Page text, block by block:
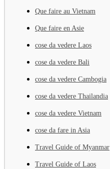
Que faire au Vietnam
Que faire en Asie
cose da vedere Laos
cose da vedere Bali
cose da vedere Cambogia
cose da vedere Thailandia
cose da vedere Vietnam
cose da fare in Asia
Travel Guide of Myanmar
Travel Guide of Laos